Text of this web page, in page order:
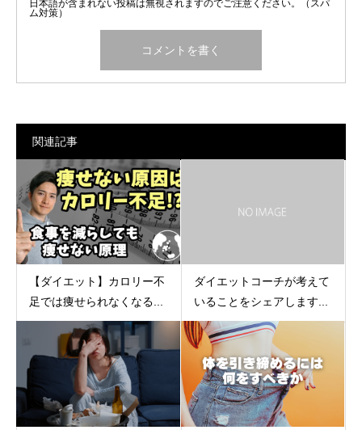
日本語が含まれない投稿は無視されますのでご注意ください。（スパ
ム対策）
関連記事
【ダイエット】カロリー不
足では痩せられなくなる...
ダイエットコーチが考えて
いることをシェアします...